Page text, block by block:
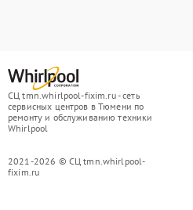
СЦ tmn.whirlpool-fixim.ru - сеть
сервисных центров в Тюмени по
ремонту и обслуживанию техники
Whirlpool
2021-2026 © СЦ tmn.whirlpool-
fixim.ru